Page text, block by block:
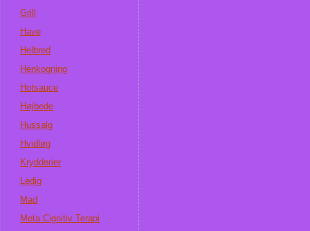
Grill
Have
Helbred
Henkogning
Hotsauce
Højbede
Hussalg
Hvidløg
Krydderier
Ledig
Mad
Meta Cignitiv Terapi